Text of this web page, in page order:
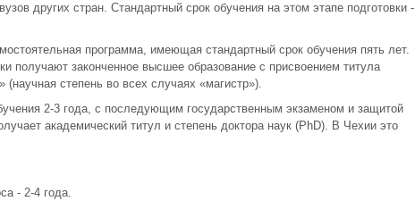
других стран. Стандартный срок обучения на этом этапе подготовки -
программа, имеющая стандартный срок обучения пять лет.
получают законченное высшее образование с присвоением титула
(научная степень во всех случаях «магистр»).
2-3 года, с последующим государственным экзаменом и защитой
академический титул и степень доктора наук (PhD). В Чехии это
- 2-4 года.